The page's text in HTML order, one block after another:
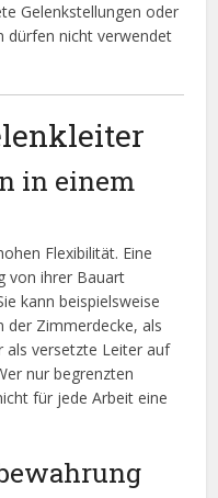
Gelenkstellungen oder
dürfen nicht verwendet
in einem
Flexibilität. Eine
von ihrer Bauart
kann beispielsweise
der Zimmerdecke, als
als versetzte Leiter auf
nur begrenzten
für jede Arbeit eine